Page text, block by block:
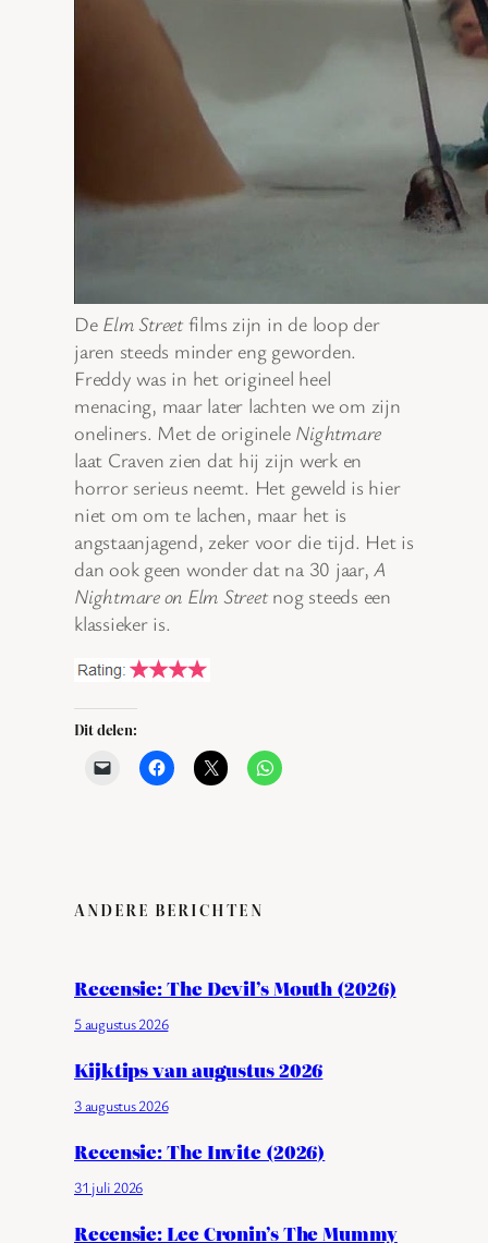
De Elm Streetfilms zijn in de loop der
jaren steeds minder eng geworden.
Freddy was in het origineel heel
menacing, maar later lachten we om zijn
oneliners. Met de originele Nightmare
laat Craven zien dat hij zijn werk en
horror serieus neemt. Het geweld is hier
niet om om te lachen, maar het is
angstaanjagend, zeker voor die tijd. Het is
dan ook geen wonder dat na 30 jaar,A
Nightmare on Elm Streetnog steeds een
klassieker is.
Dit delen:
ANDERE BERICHTEN
Recensie: The Devil’s Mouth (2026)
5 augustus 2026
Kijktips van augustus 2026
3 augustus 2026
Recensie: The Invite (2026)
31 juli 2026
Recensie: Lee Cronin’s The Mummy